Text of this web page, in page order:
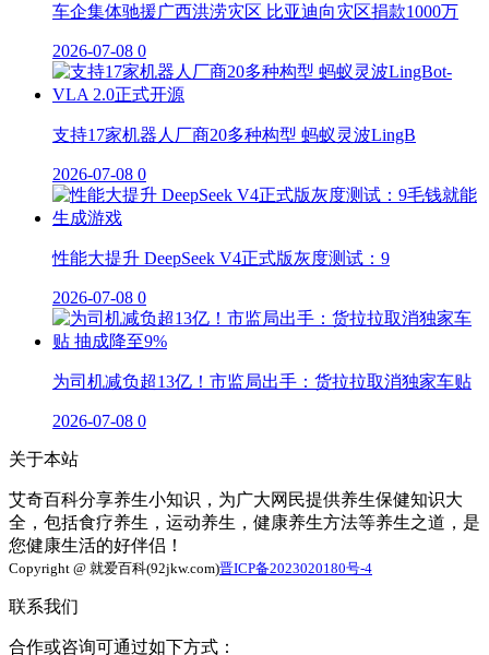
车企集体驰援广西洪涝灾区 比亚迪向灾区捐款1000万
2026-07-08 0
支持17家机器人厂商20多种构型 蚂蚁灵波LingB
2026-07-08 0
性能大提升 DeepSeek V4正式版灰度测试：9
2026-07-08 0
为司机减负超13亿！市监局出手：货拉拉取消独家车贴
2026-07-08 0
关于本站
艾奇百科分享养生小知识，为广大网民提供养生保健知识大
全，包括食疗养生，运动养生，健康养生方法等养生之道，是
您健康生活的好伴侣！
Copyright @ 就爱百科(92jkw.com)晋ICP备2023020180号-4
联系我们
合作或咨询可通过如下方式：